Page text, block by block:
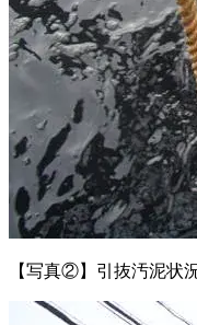
【写真②】引抜汚泥状